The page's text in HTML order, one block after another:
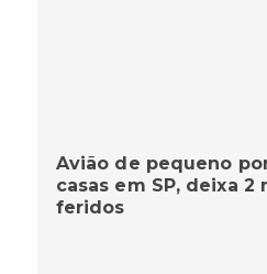
Avião de pequeno
casas em SP, deixa 2
feridos